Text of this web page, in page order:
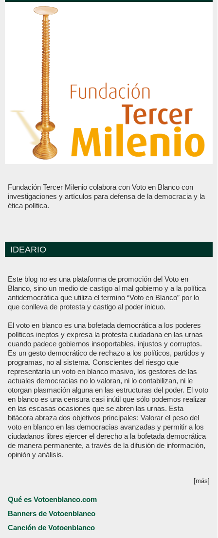
Fundación Tercer Milenio colabora con Voto en Blanco con
investigaciones y artículos para defensa de la democracia y la
ética política.
IDEARIO
Este blog no es una plataforma de promoción del Voto en
Blanco, sino un medio de castigo al mal gobierno y a la política
antidemocrática que utiliza el termino “Voto en Blanco” por lo
que conlleva de protesta y castigo al poder inicuo.
El voto en blanco es una bofetada democrática a los poderes
políticos ineptos y expresa la protesta ciudadana en las urnas
cuando padece gobiernos insoportables, injustos y corruptos.
Es un gesto democrático de rechazo a los políticos, partidos y
programas, no al sistema. Conscientes del riesgo que
representaría un voto en blanco masivo, los gestores de las
actuales democracias no lo valoran, ni lo contabilizan, ni le
otorgan plasmación alguna en las estructuras del poder. El voto
en blanco es una censura casi inútil que sólo podemos realizar
en las escasas ocasiones que se abren las urnas. Esta
bitácora abraza dos objetivos principales: Valorar el peso del
voto en blanco en las democracias avanzadas y permitir a los
ciudadanos libres ejercer el derecho a la bofetada democrática
de manera permanente, a través de la difusión de información,
opinión y análisis.
[más]
Qué es Votoenblanco.com
Banners de Votoenblanco
Canción de Votoenblanco